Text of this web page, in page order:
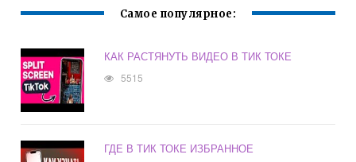
Самое популярное:
КАК РАСТЯНУТЬ ВИДЕО В ТИК ТОКЕ
5515
ГДЕ В ТИК ТОКЕ ИЗБРАННОЕ